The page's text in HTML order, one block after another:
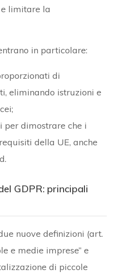
limitare la
in particolare:
di
eliminando istruzioni e
dimostrare che i
della UE, anche
GDPR: principali
nuove definizioni (art.
e medie imprese” e
di piccole